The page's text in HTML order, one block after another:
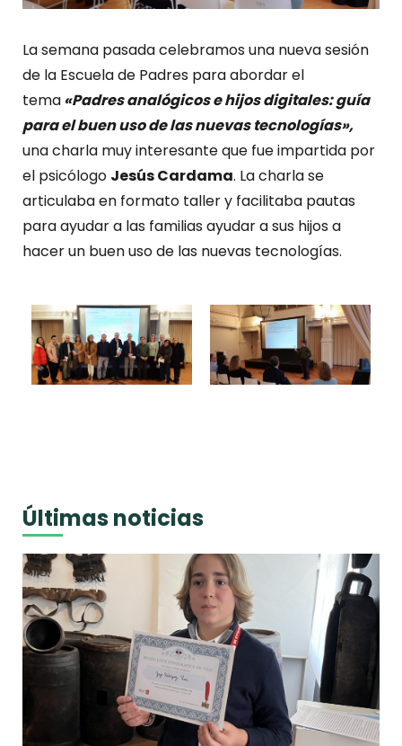
La semana pasada celebramos una nueva sesión
de la Escuela de Padres para abordar el
tema «Padres analógicos e hijos digitales: guía
para el buen uso de las nuevas tecnologías»,
una charla muy interesante que fue impartida por
el psicólogo Jesús Cardama. La charla se
articulaba en formato taller y facilitaba pautas
para ayudar a las familias ayudar a sus hijos a
hacer un buen uso de las nuevas tecnologías.
Últimas noticias